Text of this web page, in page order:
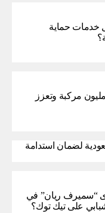
حماية
GAC تتجاوز حاجز 30 مليون مركبة وتعزز
لضمان استدامة
“سميرف ريان” في
على تيك توك؟